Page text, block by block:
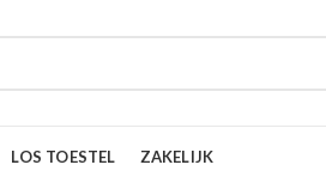
LOS TOESTEL ZAKELIJK